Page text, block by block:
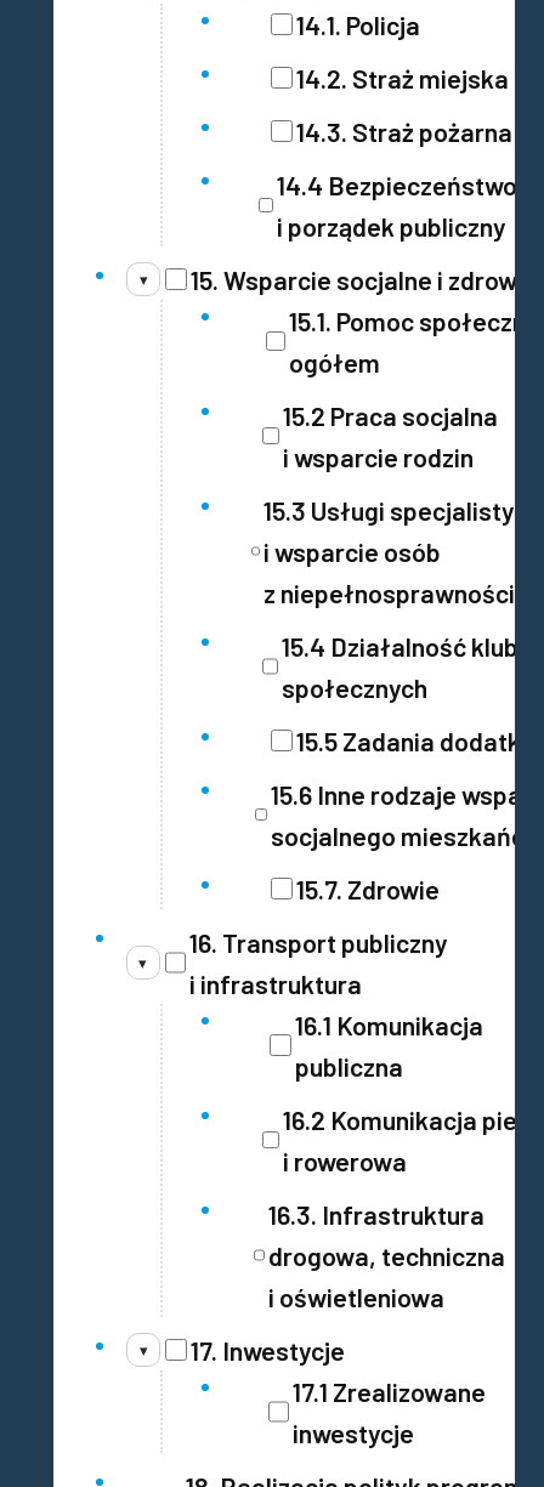
14.1. Policja
14.2. Straż miejska
14.3. Straż pożarna i
14.4 Bezpieczeństwo
i porządek publiczny
▾
15. Wsparcie socjalne i zdrowie
15.1. Pomoc społeczna
ogółem
15.2 Praca socjalna
i wsparcie rodzin
15.3 Usługi
i wsparcie osób
z
15.4 Działalność
społecznych
15.5 Zadania
15.6 Inne rodzaje
socjalnego
15.7. Zdrowie
▾
16. Transport publiczny
i infrastruktura
16.1 Komunikacja
publiczna
16.2 Komunikacja
i rowerowa
16.3. Infrastruktura
drogowa, techniczna
i oświetleniowa
▾
17. Inwestycje
17.1 Zrealizowane
inwestycje